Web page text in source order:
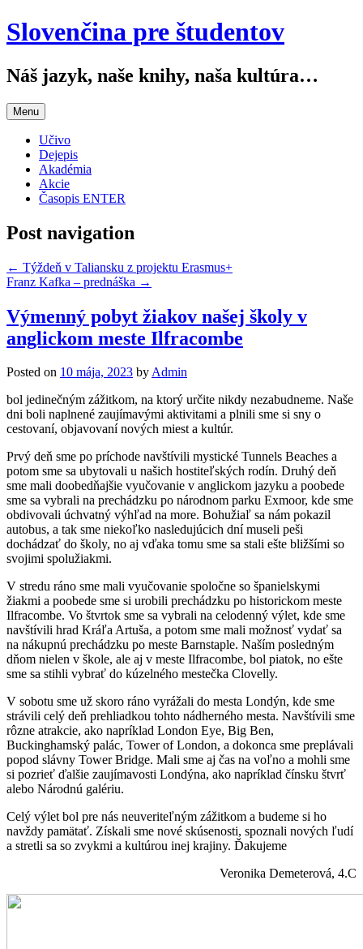
Slovenčina pre študentov
Náš jazyk, naše knihy, naša kultúra…
Menu
Učivo
Dejepis
Akadémia
Akcie
Časopis ENTER
Post navigation
← Týždeň v Taliansku z projektu Erasmus+
Franz Kafka – prednáška →
Výmenný pobyt žiakov našej školy v
anglickom meste Ilfracombe
Posted on 10 mája, 2023 byAdmin
bol jedinečným zážitkom, na ktorý určite nikdy nezabudneme. Naše
dni boli naplnené zaujímavými aktivitami a plnili sme si sny o
cestovaní, objavovaní nových miest a kultúr.
Prvý deň sme po príchode navštívili mystické Tunnels Beaches a
potom sme sa ubytovali u našich hostiteľských rodín. Druhý deň
sme mali doobedňajšie vyučovanie v anglickom jazyku a poobede
sme sa vybrali na prechádzku po národnom parku Exmoor, kde sme
obdivovali úchvatný výhľad na more. Bohužiaľ sa nám pokazil
autobus, a tak sme niekoľko nasledujúcich dní museli peši
dochádzať do školy, no aj vďaka tomu sme sa stali ešte bližšími so
svojimi spolužiakmi.
V stredu ráno sme mali vyučovanie spoločne so španielskymi
žiakmi a poobede sme si urobili prechádzku po historickom meste
Ilfracombe. Vo štvrtok sme sa vybrali na celodenný výlet, kde sme
navštívili hrad Kráľa Artuša, a potom sme mali možnosť vydať sa
na nákupnú prechádzku po meste Barnstaple. Naším posledným
dňom nielen v škole, ale aj v meste Ilfracombe, bol piatok, no ešte
sme sa stihli vybrať do kúzelného mestečka Clovelly.
V sobotu sme už skoro ráno vyrážali do mesta Londýn, kde sme
strávili celý deň prehliadkou tohto nádherného mesta. Navštívili sme
rôzne atrakcie, ako napríklad London Eye, Big Ben,
Buckinghamský palác, Tower of London, a dokonca sme preplávali
popod slávny Tower Bridge. Mali sme aj čas na voľno a mohli sme
si pozrieť ďalšie zaujímavosti Londýna, ako napríklad čínsku štvrť
alebo Národnú galériu.
Celý výlet bol pre nás neuveriteľným zážitkom a budeme si ho
navždy pamätať. Získali sme nové skúsenosti, spoznali nových ľudí
a stretli sa so zvykmi a kultúrou inej krajiny. Ďakujeme
Veronika Demeterová, 4.C